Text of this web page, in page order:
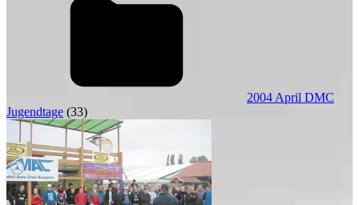
2004 April DMC
Jugendtage (33)